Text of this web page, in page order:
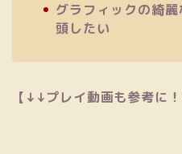
グラフィックの綺
頭したい
【↓↓プレイ動画も参考に